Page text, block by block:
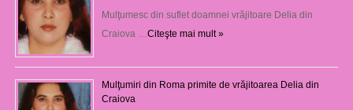
Mulţumesc din suflet doamnei vrăjitoare Delia din
Craiova … Citeşte mai mult »
Mulţumiri din Roma primite de vrăjitoarea Delia din
Craiova